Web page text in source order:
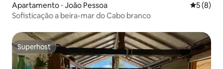
Apartamento ⋅ João Pessoa 5 de
5 (8)
Sofisticação a beira-mar do Cabo branco
Superhost
Superhost